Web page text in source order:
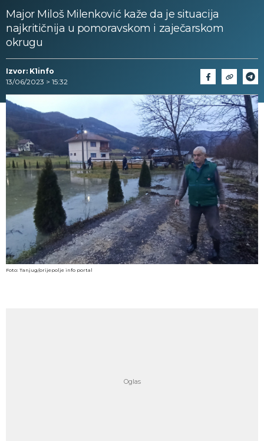
Major Miloš Milenković kaže da je situacija
najkritičnija u pomoravskom i zaječarskom
okrugu
Izvor: K1info
13/06/2023 > 15:32
Foto: Tanjug/prijepolje info portal